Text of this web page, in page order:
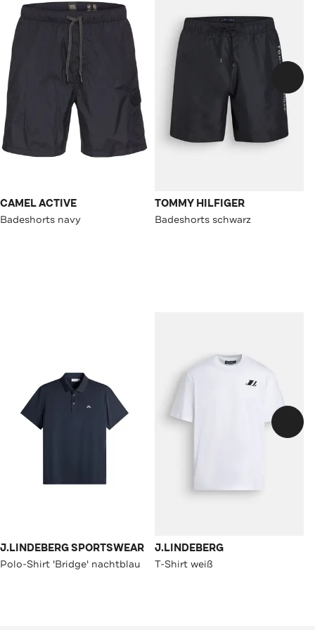
CAMEL ACTIVE
Badeshorts navy
TOMMY HILFIGER
Badeshorts schwarz
J.LINDEBERG SPORTSWEAR
Polo-Shirt 'Bridge' nachtblau
J.LINDEBERG
T-Shirt weiß